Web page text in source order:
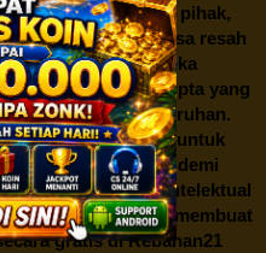
film. Banyak pihak,
hak cipta, merasa resah
seperti ini. Mereka
pelanggaran hak cipta yang
secara keseluruhan.
dalam upaya untuk
Rebahan21 demi
dan kekayaan intelektual
inilah yang membuat
gratis diRebahan21